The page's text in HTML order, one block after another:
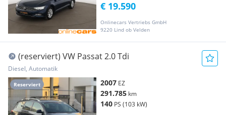
Onlinecars Vertriebs GmbH
9220 Lind ob Velden
€ 19.590
Reserviert
(reserviert) VW Passat 2.0 Tdi
Diesel, Automatik
2007 EZ
291.785 km
140 PS (103 kW)